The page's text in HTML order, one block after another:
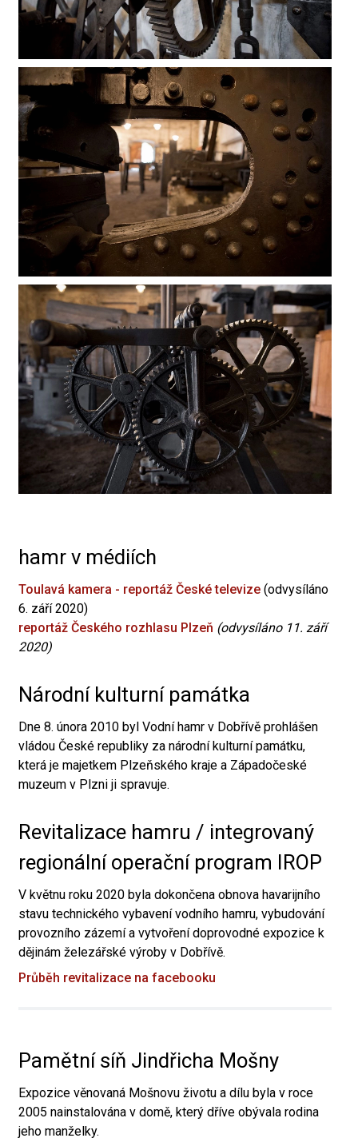
hamr v médiích
Toulavá kamera - reportáž České televize (odvysíláno
6. září 2020)
reportáž Českého rozhlasu Plzeň (odvysíláno 11. září
2020)
Národní kulturní památka
Dne 8. února 2010 byl Vodní hamr v Dobřívě prohlášen
vládou České republiky za národní kulturní památku,
která je majetkem Plzeňského kraje a Západočeské
muzeum v Plzni ji spravuje.
Revitalizace hamru / integrovaný
regionální operační program IROP
V květnu roku 2020 byla dokončena obnova havarijního
stavu technického vybavení vodního hamru, vybudování
provozního zázemí a vytvoření doprovodné expozice k
dějinám železářské výroby v Dobřívě.
Průběh revitalizace na facebooku
Pamětní síň Jindřicha Mošny
Expozice věnovaná Mošnovu životu a dílu byla v roce
2005 nainstalována v domě, který dříve obývala rodina
jeho manželky.